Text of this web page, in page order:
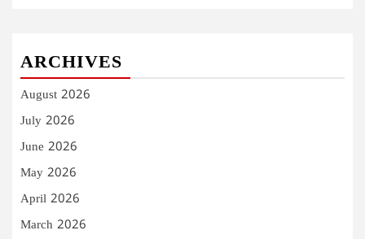
ARCHIVES
August 2026
July 2026
June 2026
May 2026
April 2026
March 2026